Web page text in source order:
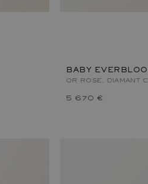
BABY
OR ROSE, DIAMANT
5 670 €